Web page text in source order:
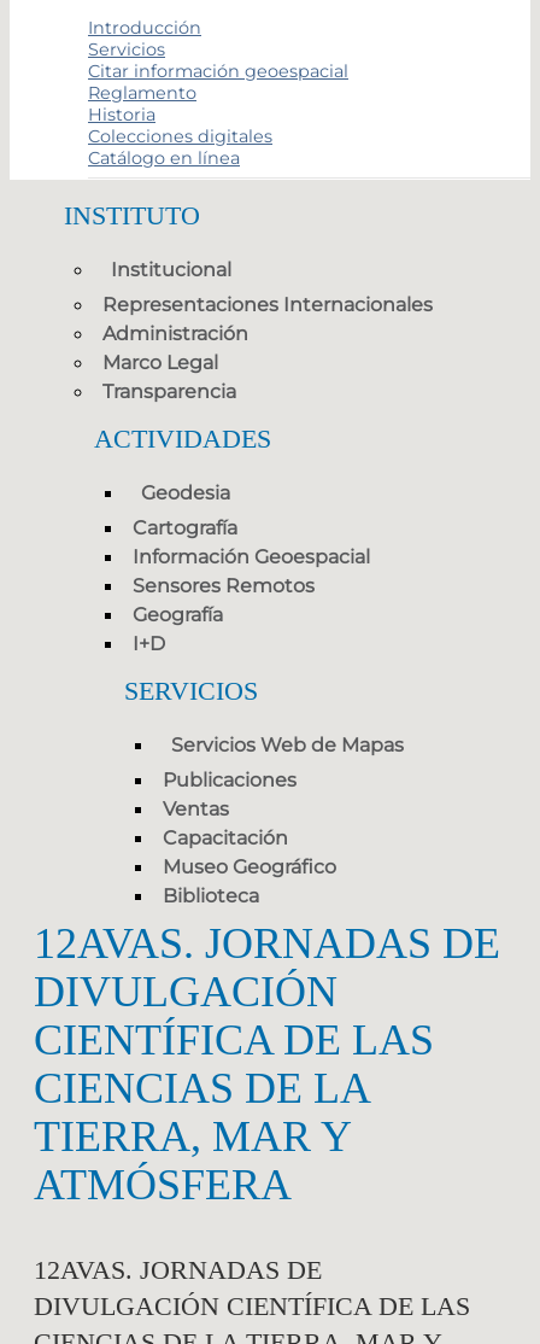
Introducción
Servicios
Citar información geoespacial
Reglamento
Historia
Colecciones digitales
Catálogo en línea
INSTITUTO
Institucional
Representaciones Internacionales
Administración
Marco Legal
Transparencia
ACTIVIDADES
Geodesia
Cartografía
Información Geoespacial
Sensores Remotos
Geografía
I+D
SERVICIOS
Servicios Web de Mapas
Publicaciones
Ventas
Capacitación
Museo Geográfico
Biblioteca
12AVAS. JORNADAS DE
DIVULGACIÓN
CIENTÍFICA DE LAS
CIENCIAS DE LA
TIERRA, MAR Y
ATMÓSFERA
12AVAS. JORNADAS DE
DIVULGACIÓN CIENTÍFICA DE LAS